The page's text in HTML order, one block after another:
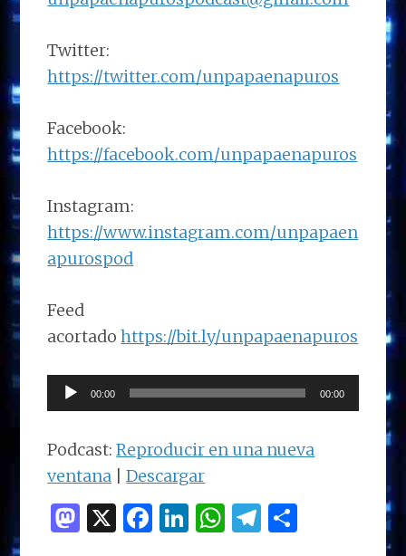
Twitter:
https://twitter.com/unpapaenapuros
Facebook:
https://facebook.com/unpapaenapuros
Instagram:
https://www.instagram.com/unpapaen
apurospod
Feed
acortadohttps://bit.ly/unpapaenapuros
Reproductor
de
audio
00:00 00:00
Podcast:Reproducir en una nueva
ventana |Descargar
M X F
Li W T